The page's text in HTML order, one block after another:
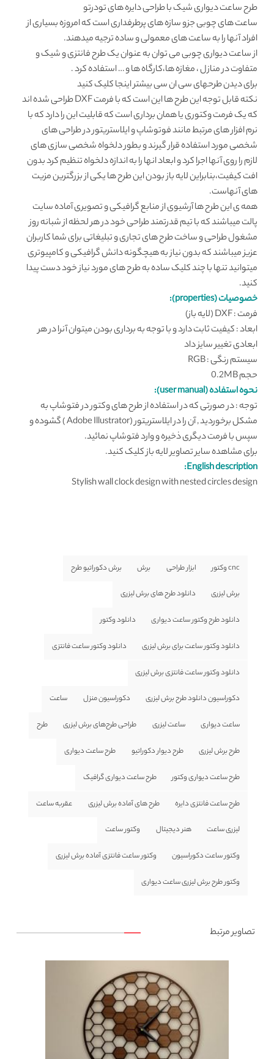
طرحساعت دیواری شیک با طراحی دایره های تودرتو
ساعت های چوبی جزو سازه های پرطرفداری است که امروزه بسیاری از
افراد آنها را به ساعت های معمولی و ساده ترجیه میدهند.
از ساعت دیواری چوبی می توان به عنوان یک طرح فانتزی و شیک و
متفاوت در منازل ، مغازه ها،کارگاه ها و … استفاده کرد .
برای دیدن طرحهای سی ان سی بیشتراینجاکلیک کنید
نکته قابل توجه این طرح ها این است که با فرمت DXF طراحی شده اند
که یک فرمت وکتوری یا همان برداری است که قابلیت این را دارد که با
نرم افزار های مرتبط مانند فوتوشاپ و ایلاستریتور در طراحی های
شخصی مورد استفاده قرار گیرند و بطور دلخواه شخصی سازی های
لازم را روی آنها اجرا کرد و ابعاد انها را به اندازه دلخواه تنظیم کرد بدون
افت کیفیت،بنابراین لایه باز بودن این طرح ها یکی از بزرگترین مزیت
های آنهاست.
همه ی این طرح ها آرشیوی از منابع گرافیکی و تصویری آماده سایت
پالتمیباشند که با تیم قدرتمند طراحی خود در هر لحظه از شبانه روز
مشغول طراحی و ساخت طرح های تجاری و تبلیغاتی برای شما کاربران
عزیز میباشند که بدون نیاز به هیچگونه دانش گرافیکی و کامپیوتری
میتوانید تنها با چند کلیک ساده به طرح های مورد نیاز خود دست پیدا
کنید.
خصوصیات (properties):
فرمت : DXF (لایه باز)
ابعاد : کیفیت ثابت دارد و با توجه به برداری بودن میتوان آنرا در هر
ابعادی تغییر سایز داد
سیستم رنگی : RGB
حجم 0.2MB
نحوه استفاده (user manual):
توجه : در صورتی که در استفاده از طرح های وکتور در فتوشاپ به
مشکل برخوردید , آن را در ایلاستریتور (Adobe Illustrator ) گشوده و
سپس با فرمت دیگری ذخیره و وارد فتوشاپ نمائید.
برای مشاهده سایر تصاویر لایه بازکلیک کنید.
English description:
Stylish wall clock design with nested circles design
cnc وکتور ابزار طراحی برش برش دکوراتیو طرح
برش لیزری دانلود طرح های برش لیزری
دانلود طرح وکتور ساعت دیواری دانلود وکتور
دانلود وکتور ساعت برای برش لیزری دانلود وکتور ساعت فانتزی
دانلود وکتور ساعت فانتزی برش لیزری
دکوراسیون دانلود طرح برش لیزری دکوراسیون منزل ساعت
ساعت دیواری ساعت لیزری طراحی طرح‌های برش لیزری طرح
طرح برش لیزری طرح دیوار دکوراتیو طرح ساعت دیواری
طرح ساعت دیواری وکتور طرح ساعت دیواری گرافیک
طرح ساعت فانتزی دایره طرح های آماده برش لیزری عقربه ساعت
لیزری ساعت هنر دیجیتال وکتور ساعت
وکتور ساعت دکوراسیون وکتور ساعت فانتزی آماده برش لیزری
وکتور طرح برش لیزری ساعت دیواری
تصاویر مرتبط